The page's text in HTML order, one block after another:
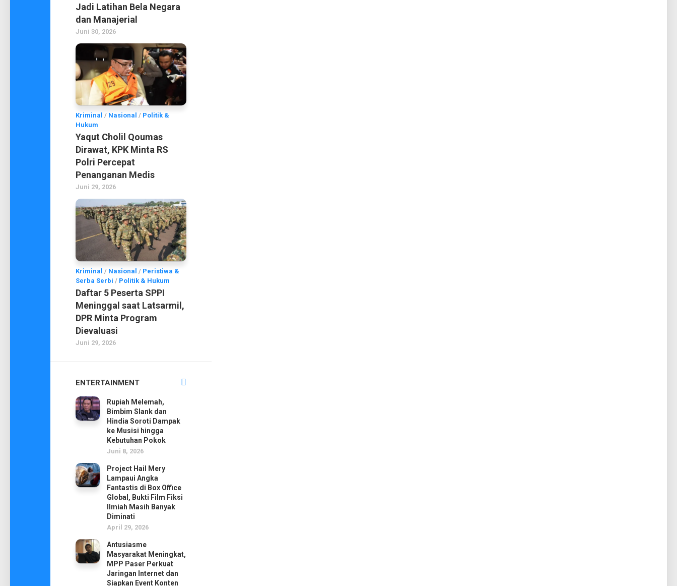
Jadi Latihan Bela Negara
dan Manajerial
Juni 30, 2026
Kriminal / Nasional / Politik &
Hukum
Yaqut Cholil Qoumas
Dirawat, KPK Minta RS
Polri Percepat
Penanganan Medis
Juni 29, 2026
Kriminal / Nasional / Peristiwa &
Serba Serbi / Politik & Hukum
Daftar 5 Peserta SPPI
Meninggal saat Latsarmil,
DPR Minta Program
Dievaluasi
Juni 29, 2026
ENTERTAINMENT
Rupiah Melemah,
Bimbim Slank dan
Hindia Soroti Dampak
ke Musisi hingga
Kebutuhan Pokok
Juni 8, 2026
Project Hail Mery
Lampaui Angka
Fantastis di Box Office
Global, Bukti Film Fiksi
Ilmiah Masih Banyak
Diminati
April 29, 2026
Antusiasme
Masyarakat Meningkat,
MPP Paser Perkuat
Jaringan Internet dan
Siapkan Event Konten